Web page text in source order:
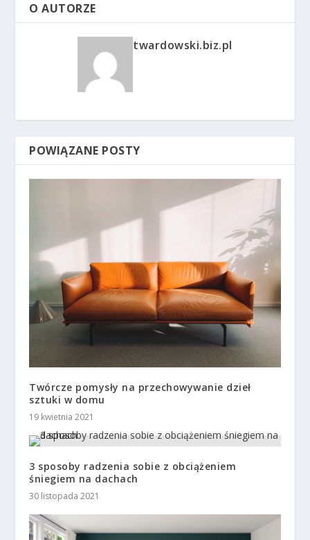
O AUTORZE
twardowski.biz.pl
POWIĄZANE POSTY
Twórcze pomysły na przechowywanie dzieł
sztuki w domu
19 kwietnia 2021
3 sposoby radzenia sobie z obciążeniem
śniegiem na dachach
30 listopada 2021